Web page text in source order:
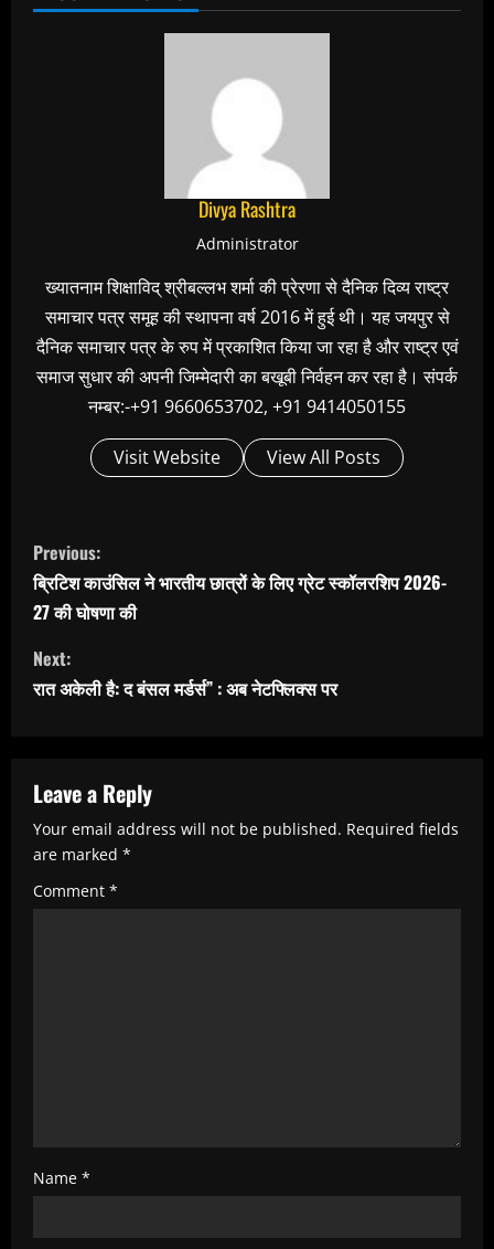
Divya Rashtra
Administrator
ख्यातनाम शिक्षाविद् श्रीबल्लभ शर्मा की प्रेरणा से दैनिक दिव्य राष्ट्र
समाचार पत्र समूह की स्थापना वर्ष 2016 में हुई थी। यह जयपुर से
दैनिक समाचार पत्र के रुप में प्रकाशित किया जा रहा है और राष्ट्र एवं
समाज सुधार की अपनी जिम्मेदारी का बखूबी निर्वहन कर रहा है। संपर्क
नम्बर:-+91 9660653702, +91 9414050155
Visit Website View All Posts
C
o
n
t
i
e
R
e
a
Previous:
ब्रिटिश काउंसिल ने भारतीय छात्रों के लिए ग्रेट स्कॉलरशिप 2026-
27 की घोषणा की
Next:
रात अकेली है: द बंसल मर्डर्स” : अब नेटफ्लिक्स पर
Leave a Reply
Your email address will not be published. Required fields
are marked *
Comment *
Name *